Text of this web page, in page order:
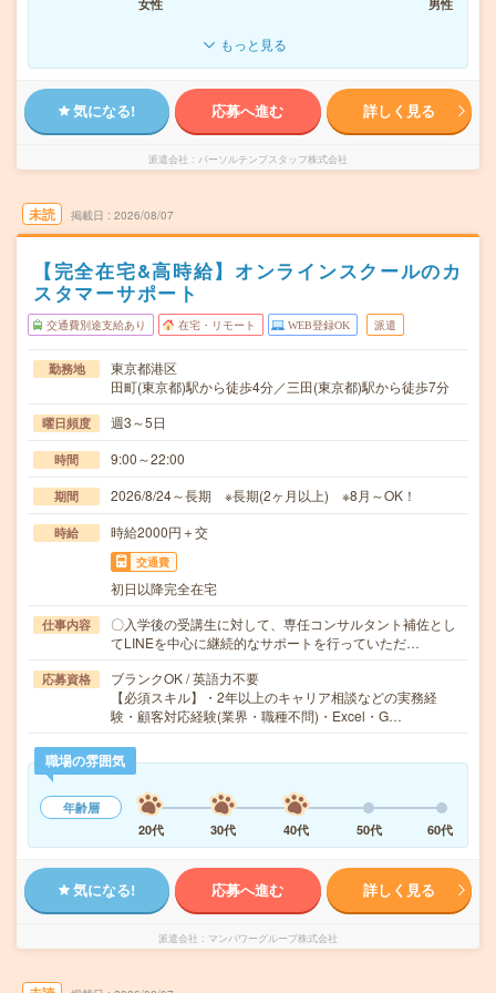
女性 男性
もっと見る
気になる! 応募へ進む 詳しく見る
派遣会社 パーソルテンプスタッフ株式会社
未読 掲載日 2026/08/07
【完全在宅&高時給】オンラインスクールのカ
スタマーサポート
交通費別途支給あり 在宅・リモート WEB登録OK 派遣
勤務地
東京都港区
田町(東京都)駅から徒歩4分／三田(東京都)駅から徒歩7分
曜日頻度 週3～5日
時間 9:00～22:00
期間 2026/8/24～長期 ※長期(2ヶ月以上) ※8月～OK！
時給 時給2000円＋交
交通費
初日以降完全在宅
仕事内容
〇入学後の受講生に対して、専任コンサルタント補佐とし
てLINEを中心に継続的なサポートを行っていただ…
応募資格
ブランクOK / 英語力不要
【必須スキル】・2年以上のキャリア相談などの実務経
験・顧客対応経験(業界・職種不問)・Excel・G…
職場の雰囲気
年齢層
20代
30代 40代 50代 60代
気になる! 応募へ進む 詳しく見る
派遣会社 マンパワーグループ株式会社